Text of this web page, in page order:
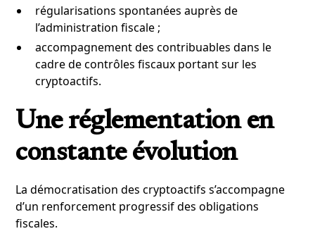
régularisations spontanées auprès de
l’administration fiscale ;
accompagnement des contribuables dans le
cadre de contrôles fiscaux portant sur les
cryptoactifs.
Une réglementation en
constante évolution
La démocratisation des cryptoactifs s’accompagne
d’un renforcement progressif des obligations
fiscales.